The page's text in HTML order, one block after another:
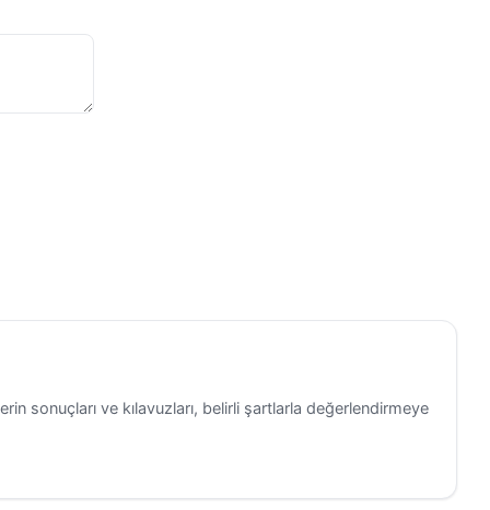
sonuçları ve kılavuzları, belirli şartlarla değerlendirmeye